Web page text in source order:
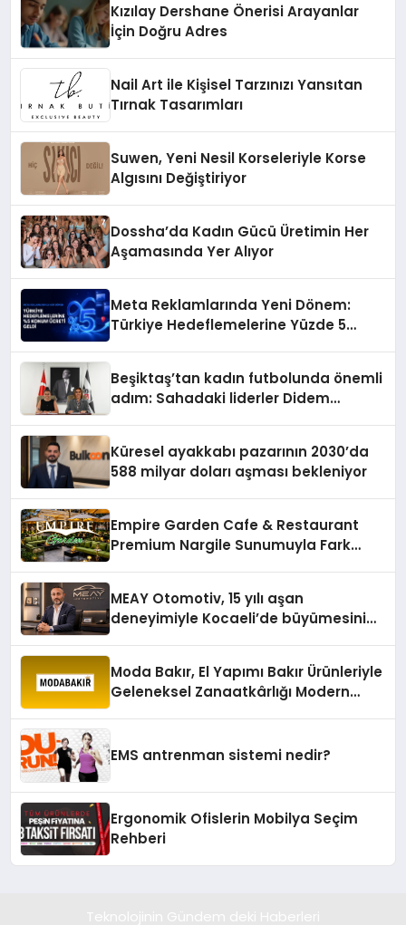
Kızılay Dershane Önerisi Arayanlar
İçin Doğru Adres
Nail Art ile Kişisel Tarzınızı Yansıtan
Tırnak Tasarımları
Suwen, Yeni Nesil Korseleriyle Korse
Algısını Değiştiriyor
Dossha’da Kadın Gücü Üretimin Her
Aşamasında Yer Alıyor
Meta Reklamlarında Yeni Dönem:
Türkiye Hedeflemelerine Yüzde 5
Beşiktaş’tan kadın futbolunda önemli
adım: Sahadaki liderler Didem
Küresel ayakkabı pazarının 2030’da
588 milyar doları aşması bekleniyor
Empire Garden Cafe & Restaurant
Premium Nargile Sunumuyla Fark
MEAY Otomotiv, 15 yılı aşan
deneyimiyle Kocaeli’de büyümesini
Moda Bakır, El Yapımı Bakır Ürünleriyle
Geleneksel Zanaatkârlığı Modern
EMS antrenman sistemi nedir?
Ergonomik Ofislerin Mobilya Seçim
Rehberi